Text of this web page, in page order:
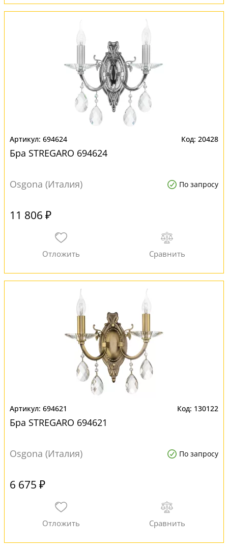
694624 20428
Бра STREGARO 694624
Osgona (Италия) По запросу
11 806 ₽
694621 130122
Бра STREGARO 694621
Osgona (Италия) По запросу
6 675 ₽